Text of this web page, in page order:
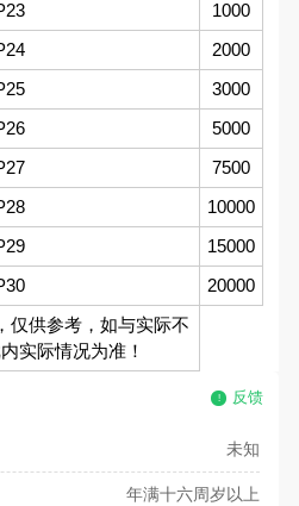
1000
2000
3000
5000
7500
10000
15000
20000
仅供参考，如与实际不
实际情况为准！
反馈
未知
年满十六周岁以上